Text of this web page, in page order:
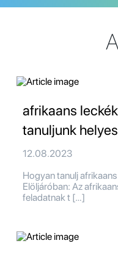
afrikaans
tanuljunk
12.08.2023
Hogyan tanulj
Elöljáróban: Az
feladatnak t […]